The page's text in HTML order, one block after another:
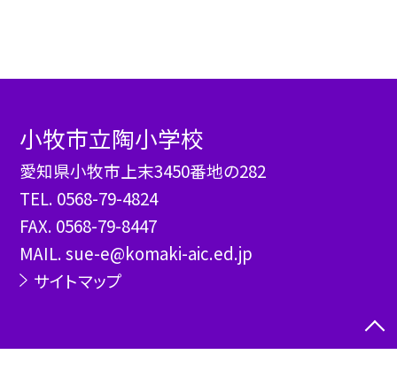
小牧市立陶小学校
愛知県小牧市上末3450番地の282
TEL. 0568-79-4824
FAX. 0568-79-8447
MAIL. sue-e@komaki-aic.ed.jp
サイトマップ